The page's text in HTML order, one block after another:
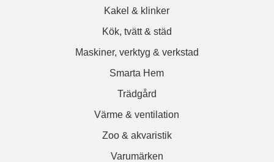
Kakel & klinker
Kök, tvätt & städ
Maskiner, verktyg & verkstad
Smarta Hem
Trädgård
Värme & ventilation
Zoo & akvaristik
Varumärken